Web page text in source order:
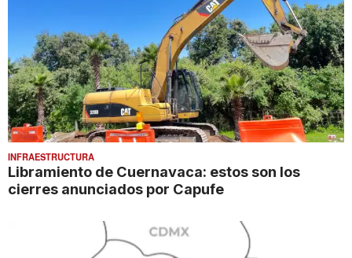
INFRAESTRUCTURA
Libramiento de Cuernavaca: estos son los
cierres anunciados por Capufe